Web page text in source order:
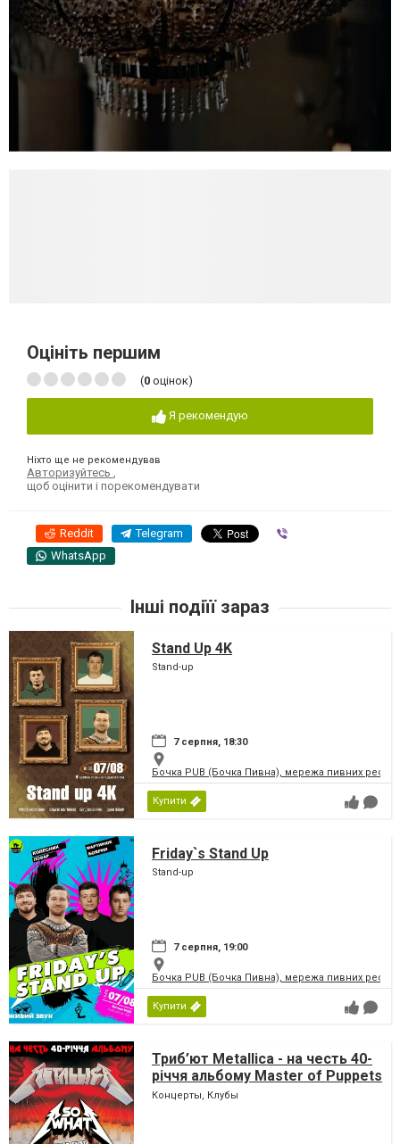
Оцініть першим
(0 оцінок)
Я рекомендую
Ніхто ще не рекомендував
Авторизуйтесь
щоб оцінити і порекомендувати
Reddit Telegram
WhatsApp
Інші подіїї зараз
Stand Up 4K
Stand-up
7 серпня, 18:30
Бочка PUB (Бочка Пивна), мережа пивних
Купити
Friday`s Stand Up
Stand-up
7 серпня, 19:00
Бочка PUB (Бочка Пивна), мережа пивних
Купити
Триб’ют Metallica - на честь 40-
річчя альбому Master of Puppets
- гурт SO WHAT & ROCK YOU!
Концерты, Клубы